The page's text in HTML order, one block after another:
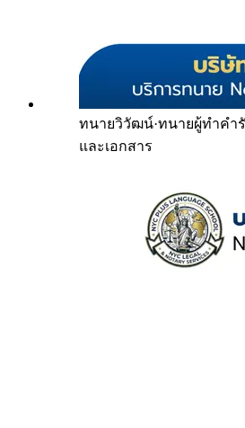
ทนายวิวัฒน์·ทนายผู้ทำคำ
และเอกสาร